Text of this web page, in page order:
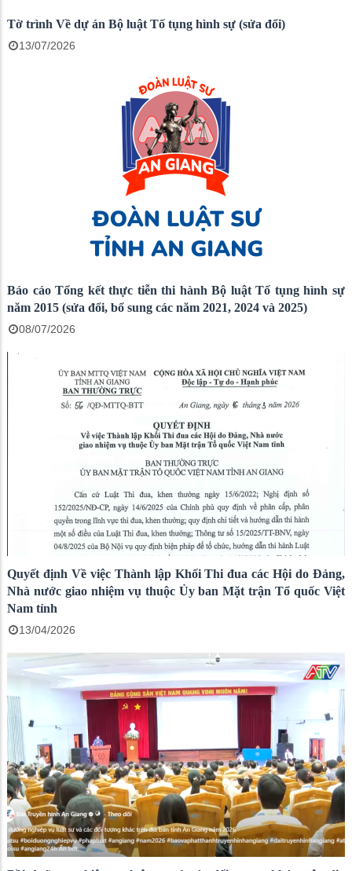
Tờ trình Về dự án Bộ luật Tố tụng hình sự (sửa đổi)
13/07/2026
Báo cáo Tổng kết thực tiễn thi hành Bộ luật Tố tụng hình sự
năm 2015 (sửa đổi, bổ sung các năm 2021, 2024 và 2025)
08/07/2026
Quyết định Về việc Thành lập Khối Thi đua các Hội do Đảng,
Nhà nước giao nhiệm vụ thuộc Ủy ban Mặt trận Tổ quốc Việt
Nam tỉnh
13/04/2026